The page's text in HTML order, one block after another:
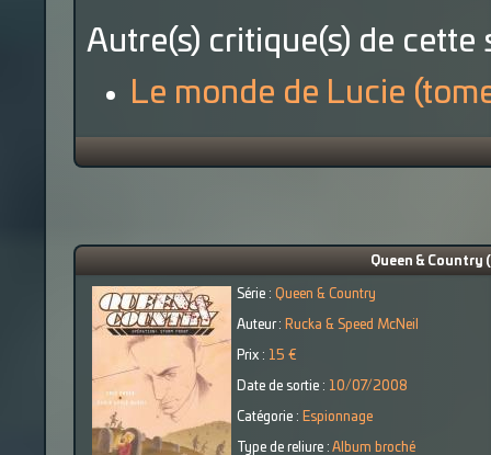
Autre(s) critique(s) de cette
Le monde de Lucie
Queen & Country
Série : Queen & Country
Auteur : Rucka & Speed McNeil
Prix : 15 €
Date de sortie : 10/07/2008
Catégorie : Espionnage
Type de reliure : Album broché